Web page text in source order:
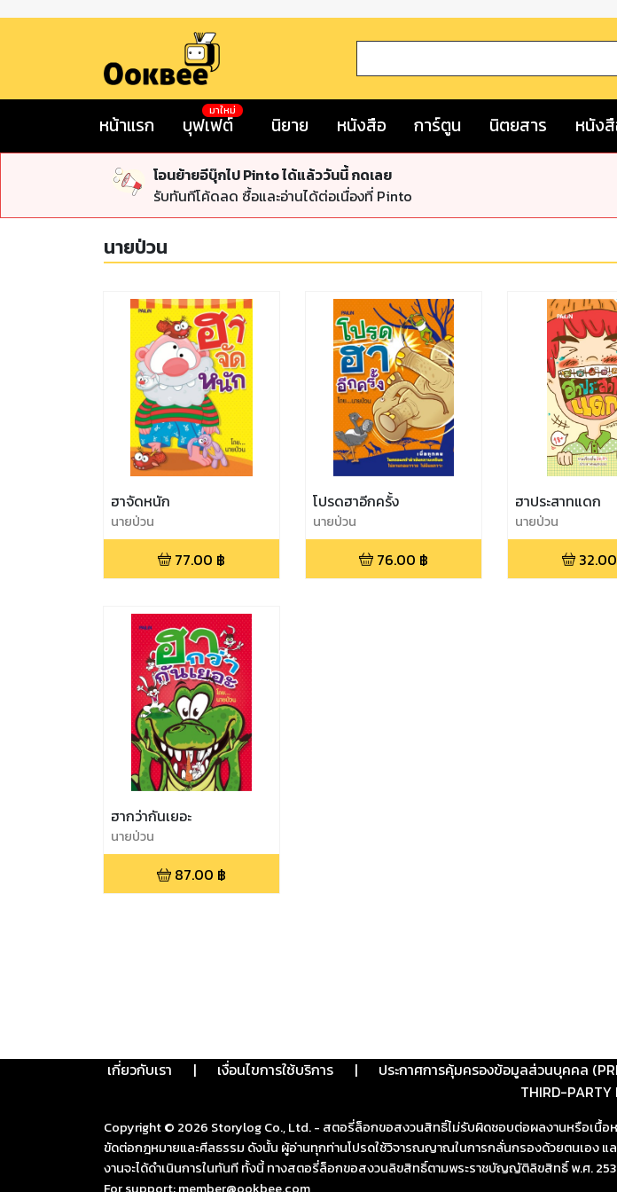
หน้าแรก บุฟเฟต์
มาใหม่
นิยาย หนังสือ การ์ตูน นิตยสาร หนัง
โอนย้ายอีบุ๊กไป Pinto ได้แล้ววันนี้ กดเลย
รับทันทีโค้ดลด ซื้อและอ่านได้ต่อเนื่องที่ Pinto
นายป่วน
ฮาจัดหนัก
นายป่วน
77.00 ฿
โปรดฮาอีกครั้ง
นายป่วน
76.00 ฿
ฮาประสาทแดก
นายป่วน
32.00
ฮากว่ากันเยอะ
นายป่วน
87.00 ฿
เกี่ยวกับเรา | เงื่อนไขการใช้บริการ | ประกาศการคุ้มครองข้อมูลส่วนบุคคล
THIRD-PARTY
Copyright © 2026 Storylog Co., Ltd. - สตอรี่ล็อกขอสงวนสิทธิ์ไม่รับผิดชอบต่อผลงานหรือเนื้อ
ขัดต่อกฎหมายและศีลธรรม ดังนั้น ผู้อ่านทุกท่านโปรดใช้วิจารณญาณในการกลั่นกรองด้วยตนเอง แ
งานจะได้ดำเนินการในทันที ทั้งนี้ ทางสตอรี่ล็อกขอสงวนลิขสิทธิ์ตามพระราชบัญญัติลิขสิทธิ์ พ.ศ.